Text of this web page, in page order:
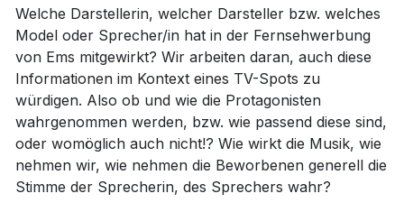
Welche Darstellerin, welcher Darsteller bzw. welches
Model oder Sprecher/in hat in der Fernsehwerbung
von Ems mitgewirkt? Wir arbeiten daran, auch diese
Informationen im Kontext eines TV-Spots zu
würdigen. Also ob und wie die Protagonisten
wahrgenommen werden, bzw. wie passend diese sind,
oder womöglich auch nicht!? Wie wirkt die Musik, wie
nehmen wir, wie nehmen die Beworbenen generell die
Stimme der Sprecherin, des Sprechers wahr?